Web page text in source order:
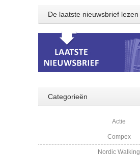
De laatste nieuwsbrief lezen
Categorieën
Actie
Compex
Nordic Walking